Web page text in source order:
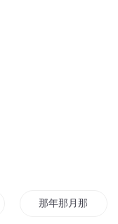
那年那月那时节